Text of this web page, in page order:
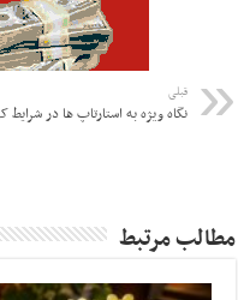
قبلی
نگاه ویژه به استارتاپ ها در شرایط
مطالب مرتبط